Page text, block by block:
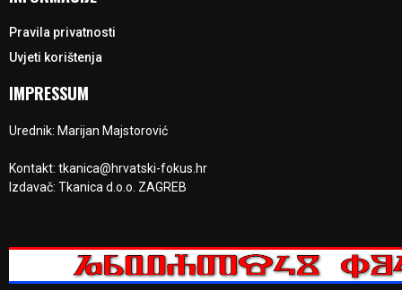
Pravila privatnosti
Uvjeti korištenja
IMPRESSUM
Urednik: Marijan Majstorović
Kontakt: tkanica@hrvatski-fokus.hr
Izdavač: Tkanica d.o.o. ZAGREB